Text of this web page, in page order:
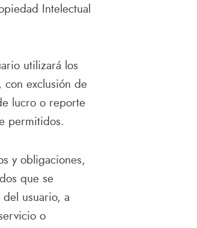
Intelectual
utilizará los
con exclusión de
lucro o reporte
permitidos.
y obligaciones,
que se
usuario, a
o